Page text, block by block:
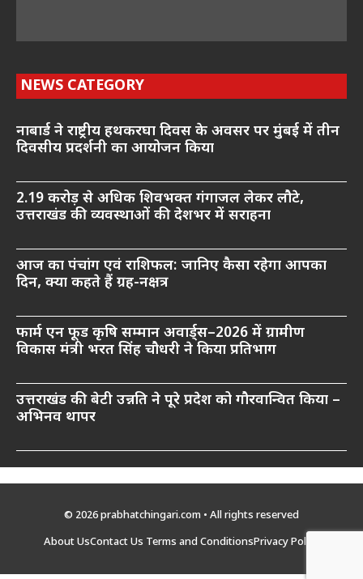
NEWS CATEGORY
नाबार्ड ने राष्ट्रीय हथकरघा दिवस के अवसर पर मुंबई में तीन
दिवसीय प्रदर्शनी का आयोजन किया
2.19 करोड़ से अधिक शिवभक्त गंगाजल लेकर लौटे,
उत्तराखंड की व्यवस्थाओं की देशभर में सराहना
आज का पंचांग एवं राशिफल: जानिए कैसा रहेगा आपका
दिन, क्या कहते हैं ग्रह-नक्षत्र
फार्म एन फूड कृषि सम्मान अवार्ड्स–2026 में ग्रामीण
विकास मंत्री भरत सिंह चौधरी ने किया प्रतिभाग
उत्तराखंड की बेटी उन्नति ने पूरे प्रदेश को गौरवान्वित किया –
अभिनव थापर
© 2026 prabhatchingari.com • All rights reserved
About UsContact Us Terms and ConditionsPrivacy Policy